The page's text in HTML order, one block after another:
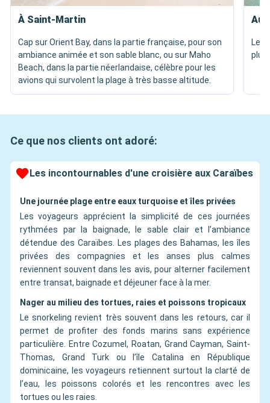
À Saint-Martin
Cap sur Orient Bay, dans la partie française, pour son
ambiance animée et son sable blanc, ou sur Maho
Beach, dans la partie néerlandaise, célèbre pour les
avions qui survolent la plage à très basse altitude.
Les
plus
Ce que nos clients ont adoré:
Les incontournables d'une croisière aux Caraïbes
Une journée plage entre eaux turquoise et îles privées
Les voyageurs apprécient la simplicité de ces journées
rythmées par la baignade, le sable clair et l’ambiance
détendue des Caraïbes. Les plages des Bahamas, les îles
privées des compagnies et les anses plus calmes
reviennent souvent dans les avis, pour alterner facilement
entre transat, baignade et déjeuner face à la mer.
Nager au milieu des tortues, raies et poissons tropicaux
Le snorkeling revient très souvent dans les retours, car il
permet de profiter des fonds marins sans expérience
particulière. Entre Cozumel, Roatan, Grand Cayman, Saint-
Thomas, Grand Turk ou l’île Catalina en République
dominicaine, les voyageurs retiennent surtout la clarté de
l’eau, les poissons colorés et les rencontres avec les
tortues ou les raies.